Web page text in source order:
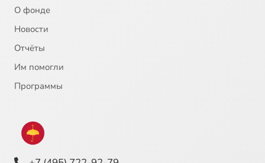
О фонде
Новости
Отчёты
Им помогли
Программы